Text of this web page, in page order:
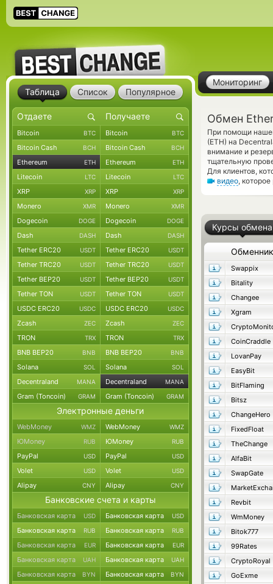
Мониторинг
Обмен
При помощи
(ETH) на
внимание и
тщательную
Для клиентов,
видео,
Курсы обмена
Обменник
Swappix
Bitality
Changee
Xgram
CoinCraddle
LovanPay
EasyBit
BitFlaming
Bitsz
ChangeHero
FixedFloat
TheChange
AlfaBit
SwapGate
Revbit
WmMoney
Bitok777
99Rates
CryptoRoyal
GoExme
Таблица Список Популярное
Bitcoin BTC Bitcoin BTC
Bitcoin Cash BCH Bitcoin Cash BCH
Ethereum ETH Ethereum ETH
Litecoin LTC Litecoin LTC
XRP XRP XRP XRP
Monero XMR Monero XMR
Dogecoin DOGE Dogecoin DOGE
Dash DASH Dash DASH
Tether ERC20 USDT Tether ERC20 USDT
Tether TRC20 USDT Tether TRC20 USDT
Tether BEP20 USDT Tether BEP20 USDT
Tether TON USDT Tether TON USDT
USDC ERC20 USDC USDC ERC20 USDC
Zcash ZEC Zcash ZEC
TRON TRX TRON TRX
BNB BEP20 BNB BNB BEP20 BNB
Solana SOL Solana SOL
Decentraland MANA Decentraland MANA
Gram (Toncoin) GRAM Gram (Toncoin) GRAM
Электронные деньги
WebMoney WMZ WebMoney WMZ
ЮMoney RUB ЮMoney RUB
PayPal USD PayPal USD
Volet USD Volet USD
Alipay CNY Alipay CNY
Банковские счета и карты
Банковская карта USD Банковская карта USD
Банковская карта RUB Банковская карта RUB
Банковская карта EUR Банковская карта EUR
Банковская карта UAH Банковская карта UAH
Банковская карта BYN Банковская карта BYN